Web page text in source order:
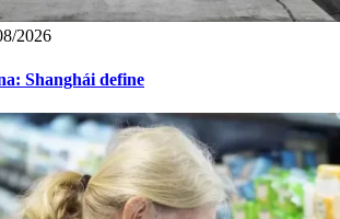
2026
Shanghái define